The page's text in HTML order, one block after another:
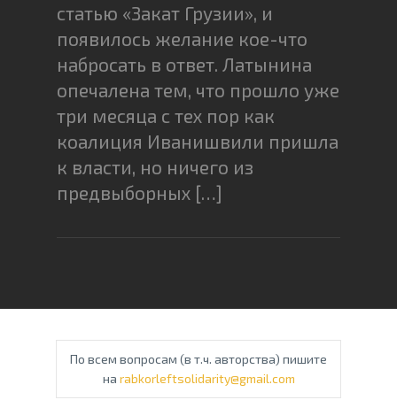
статью «Закат Грузии», и
появилось желание кое-что
набросать в ответ. Латынина
опечалена тем, что прошло уже
три месяца с тех пор как
коалиция Иванишвили пришла
к власти, но ничего из
предвыборных […]
По всем вопросам (в т.ч. авторства) пишите
на rabkorleftsolidarity@gmail.com